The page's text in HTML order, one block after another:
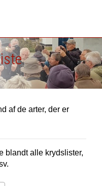
af de arter, der er
blandt alle krydslister,